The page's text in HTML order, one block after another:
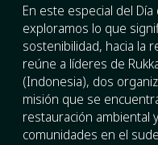
En este especial del
exploramos lo que
sostenibilidad, hacia la
reúne a líderes de
(Indonesia), dos
misión que se
restauración ambiental
comunidades en el